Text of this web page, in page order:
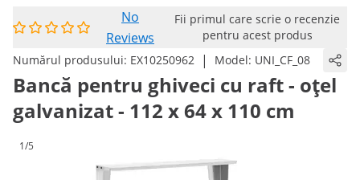
No
Reviews
Fii primul care scrie o recenzie
pentru acest produs
Numărul produsului: EX10250962 | Model: UNI_CF_08
Bancă pentru ghiveci cu raft - oțel
galvanizat - 112 x 64 x 110 cm
1/5